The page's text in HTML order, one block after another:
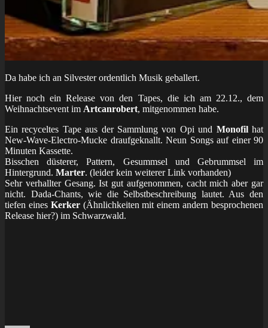
Da habe ich an Silvester ordentlich Musik geballert.
Hier noch ein Release von den Tapes, die ich am 22.12., dem
Weihnachtsevent im Artcanrobert, mitgenommen habe.
Ein recyceltes Tape aus der Sammlung von Opi und Monofilhat
New-Wave-Electro-Mucke draufgeknallt. Neun Songs auf einer 90
Minuten Kassette.
Bisschen düsterer, Pattern, Gesummsel und Gebrummsel im
Hintergrund. Marter. (leider kein weiterer Link vorhanden)
Sehr verhallter Gesang. Ist gut aufgenommen, cacht mich aber gar
nicht. Dada-Chants, wie die Selbstbeschreibung lautet. Aus den
tiefen eines Kerker(Ähnlichkeiten mit einem andern besprochenen
Release hier?) im Schwarzwald.